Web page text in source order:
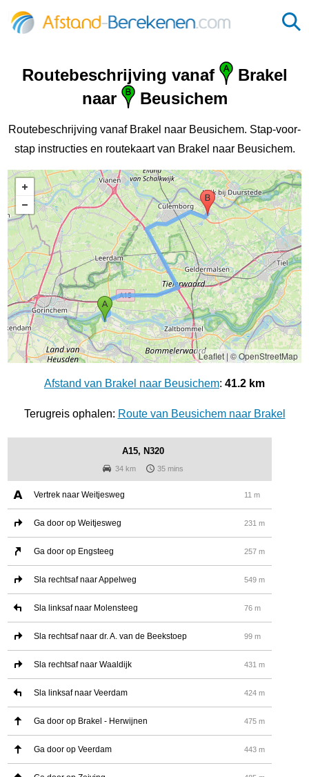
Routebeschrijving vanaf
Brakel
naar
Beusichem
Routebeschrijving vanaf Brakel naar Beusichem. Stap-voor-
stap instructies en routekaart van Brakel naar Beusichem.
Leaflet| © OpenStreetMap
Afstand van Brakel naar Beusichem: 41.2 km
Terugreis ophalen: Route van Beusichem naar Brakel
A15, N320
34 km 35 mins
Vertrek naar Weitjesweg 11 m
Ga door op Weitjesweg 231 m
Ga door op Engsteeg 257 m
Sla rechtsaf naar Appelweg 549 m
Sla linksaf naar Molensteeg 76 m
Sla rechtsaf naar dr. A. van de Beekstoep 99 m
Sla rechtsaf naar Waaldijk 431 m
Sla linksaf naar Veerdam 424 m
Ga door op Brakel - Herwijnen 475 m
Ga door op Veerdam 443 m